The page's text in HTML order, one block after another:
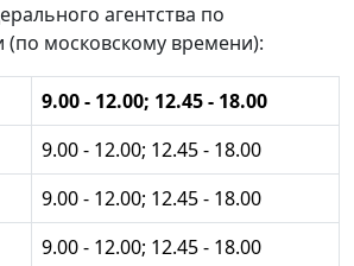
агентства по
московскому времени):
9.00 - 12.00; 12.45 - 18.00
9.00 - 12.00; 12.45 - 18.00
9.00 - 12.00; 12.45 - 18.00
9.00 - 12.00; 12.45 - 18.00